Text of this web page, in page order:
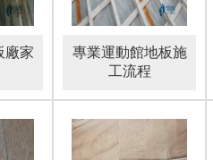
迎致電nba籃球場的每個籃球場地都
如洛杉磯的斯泰博中心、隊的所在地
廠家
專業運動館地板施
工流程